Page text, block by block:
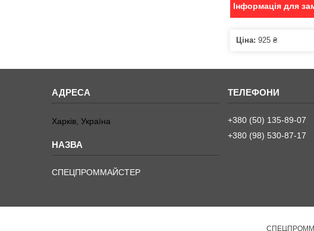
Інформація для
Ціна: 925 ₴
Харків, Україна
СПЕЦПРОММАЙСТЕР
+380 (50) 135-89-07
+380 (98) 530-87-17